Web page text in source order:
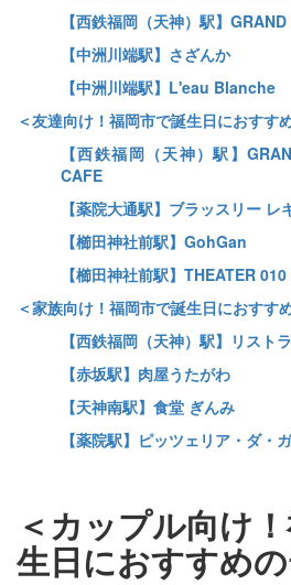
【西鉄福岡（天神）駅】
【中洲川端駅】さざんか
【中洲川端駅】L'eau Blanche
＜友達向け！福岡市で誕生日におすす
【西鉄福岡（天神）駅】
CAFE
【薬院大通駅】ブラッスリー レ
【櫛田神社前駅】GohGan
【櫛田神社前駅】THEATER 010
＜家族向け！福岡市で誕生日におすす
【西鉄福岡（天神）駅】リスト
【赤坂駅】肉屋うたがわ
【天神南駅】食堂 ぎんみ
【薬院駅】ピッツェリア・ダ・
＜カップル向け
生日におすすめ